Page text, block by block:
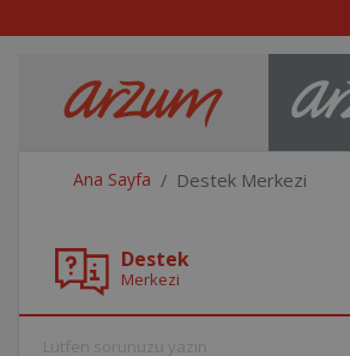
Ana Sayfa Destek Merkezi
Destek
Merkezi